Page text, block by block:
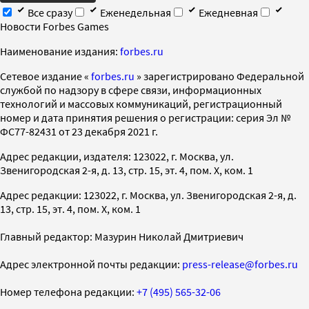
Все сразу
Еженедельная
Ежедневная
Новости Forbes Games
Наименование издания: forbes.ru
Cетевое издание « forbes.ru » зарегистрировано Федеральной
службой по надзору в сфере связи, информационных
технологий и массовых коммуникаций, регистрационный
номер и дата принятия решения о регистрации: серия Эл №
ФС77-82431 от 23 декабря 2021 г.
Адрес редакции, издателя: 123022, г. Москва, ул.
Звенигородская 2-я, д. 13, стр. 15, эт. 4, пом. X, ком. 1
Адрес редакции: 123022, г. Москва, ул. Звенигородская 2-я, д.
13, стр. 15, эт. 4, пом. X, ком. 1
Главный редактор: Мазурин Николай Дмитриевич
Адрес электронной почты редакции: press-release@forbes.ru
Номер телефона редакции: +7 (495) 565-32-06